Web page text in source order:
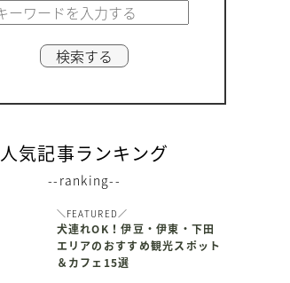
人気記事ランキング
--ranking--
＼FEATURED／
犬連れOK！伊豆・伊東・下田
エリアのおすすめ観光スポット
＆カフェ15選